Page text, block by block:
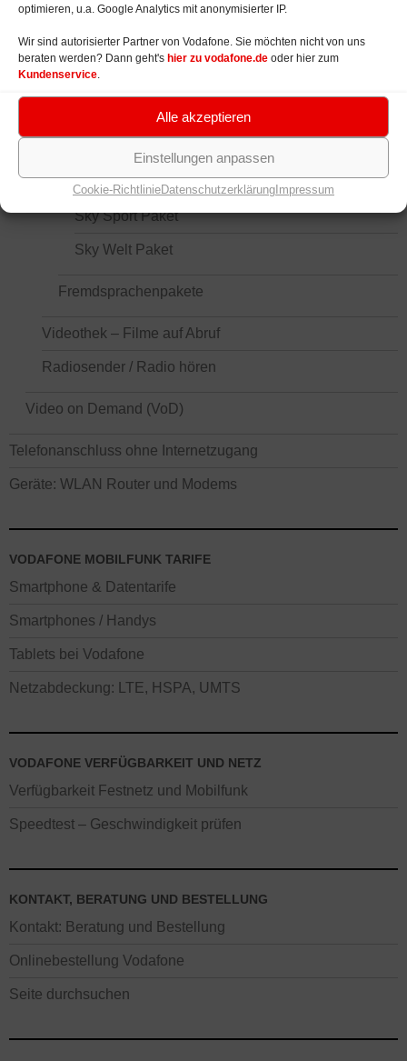
optimieren, u.a. Google Analytics mit anonymisierter IP.
Wir sind autorisierter Partner von Vodafone. Sie möchten nicht von uns
beraten werden? Dann geht's hier zu vodafone.de oder hier zum
Kundenservice.
Alle akzeptieren
Einstellungen anpassen
Cookie-RichtlinieDatenschutzerklärung Impressum
IPTV-Empfänger (Receiver)
Senderliste Vodafone IPTV
TV Pakete für IPTV Anschluss
Sky Pakete für Vodafone IPTV
Sky Film Paket (Sky Cinema)
Sky Sport Paket
Sky Welt Paket
Fremdsprachenpakete
Videothek – Filme auf Abruf
Radiosender / Radio hören
Video on Demand (VoD)
Telefonanschluss ohne Internetzugang
Geräte: WLAN Router und Modems
VODAFONE MOBILFUNK TARIFE
Smartphone & Datentarife
Smartphones / Handys
Tablets bei Vodafone
Netzabdeckung: LTE, HSPA, UMTS
VODAFONE VERFÜGBARKEIT UND NETZ
Verfügbarkeit Festnetz und Mobilfunk
Speedtest – Geschwindigkeit prüfen
KONTAKT, BERATUNG UND BESTELLUNG
Kontakt: Beratung und Bestellung
Onlinebestellung Vodafone
Seite durchsuchen